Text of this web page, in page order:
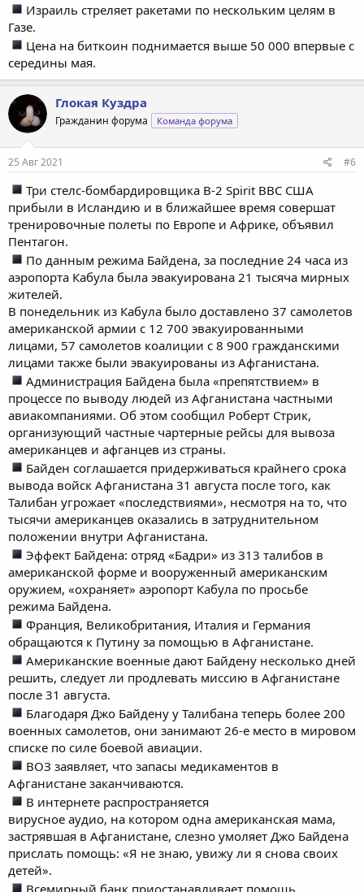
Израиль стреляет ракетами по нескольким целям в
Газе.
Цена на биткоин поднимается выше 50 000 впервые с
середины мая.
Глокая Куздра
Гражданин форума Команда форума
25 Авг 2021 #6
Три стелс-бомбардировщика B-2 Spirit ВВС США
прибыли в Исландию и в ближайшее время совершат
тренировочные полеты по Европе и Африке, объявил
Пентагон.
По данным режима Байдена, за последние 24 часа из
аэропорта Кабула была эвакуирована 21 тысяча мирных
жителей.
В понедельник из Кабула было доставлено 37 самолетов
американской армии с 12 700 эвакуированными
лицами, 57 самолетов коалиции с 8 900 гражданскими
лицами также были эвакуированы из Афганистана.
Администрация Байдена была «препятствием» в
процессе по выводу людей из Афганистана частными
авиакомпаниями. Об этом сообщил Роберт Стрик,
организующий частные чартерные рейсы для вывоза
американцев и афганцев из страны.
Байден соглашается придерживаться крайнего срока
вывода войск Афганистана 31 августа после того, как
Талибан угрожает «последствиями», несмотря на то, что
тысячи американцев оказались в затруднительном
положении внутри Афганистана.
Эффект Байдена: отряд «Бадри» из 313 талибов в
американской форме и вооруженный американским
оружием, «охраняет» аэропорт Кабула по просьбе
режима Байдена.
Франция, Великобритания, Италия и Германия
обращаются к Путину за помощью в Афганистане.
Американские военные дают Байдену несколько дней
решить, следует ли продлевать миссию в Афганистане
после 31 августа.
Благодаря Джо Байдену у Талибана теперь более 200
военных самолетов, они занимают 26-е место в мировом
списке по силе боевой авиации.
ВОЗ заявляет, что запасы медикаментов в
Афганистане заканчиваются.
В интернете распространяется
вирусное аудио, на котором одна американская мама,
застрявшая в Афганистане, слезно умоляет Джо Байдена
прислать помощь: «Я не знаю, увижу ли я снова своих
детей».
Всемирный банк приостанавливает помощь